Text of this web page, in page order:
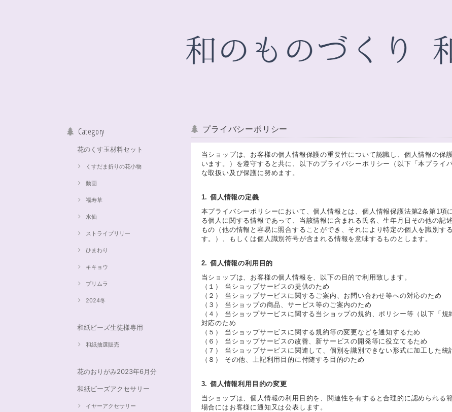
Category
花のくす玉材料セット
くすだま折りの花小物
動画
福寿草
水仙
ストライプリリー
ひまわり
キキョウ
プリムラ
2024冬
和紙ビーズ生徒様専用
和紙抽選販売
花のおりがみ2023年6月分
和紙ビーズアクセサリー
イヤーアクセサリー
プライバシーポリシー
当ショップは、お客様の個人情報保護の重要性について認識し、個人情報の保
います。）を遵守すると共に、以下のプライバシーポリシー（以下「本プライ
な取扱い及び保護に努めます。
1. 個人情報の定義
本プライバシーポリシーにおいて、個人情報とは、個人情報保護法第2条第1項
る個人に関する情報であって、当該情報に含まれる氏名、生年月日その他の記
もの（他の情報と容易に照合することができ、それにより特定の個人を識別す
す。）、もしくは個人識別符号が含まれる情報を意味するものとします。
2. 個人情報の利用目的
当ショップは、お客様の個人情報を、以下の目的で利用致します。
（１） 当ショップサービスの提供のため
（２） 当ショップサービスに関するご案内、お問い合わせ等への対応のため
（３） 当ショップの商品、サービス等のご案内のため
（４） 当ショップサービスに関する当ショップの規約、ポリシー等（以下「
対応のため
（５） 当ショップサービスに関する規約等の変更などを通知するため
（６） 当ショップサービスの改善、新サービスの開発等に役立てるため
（７） 当ショップサービスに関連して、個別を識別できない形式に加工した統
（８） その他、上記利用目的に付随する目的のため
3. 個人情報利用目的の変更
当ショップは、個人情報の利用目的を、関連性を有すると合理的に認められる
場合にはお客様に通知又は公表します。